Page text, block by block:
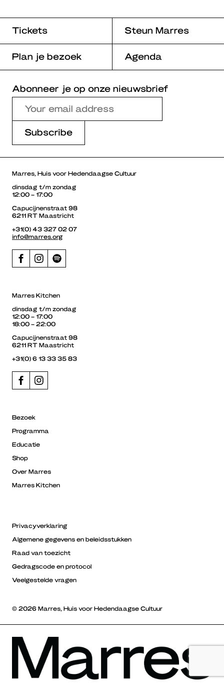
Tickets Steun Marres
Plan je bezoek Agenda
Abonneer je op onze nieuwsbrief
Marres, Huis voor Hedendaagse Cultuur
dinsdag t/m zondag
12:00 – 17:00
Capucijnenstraat 98
6211 RT Maastricht
+31(0) 43 327 02 07
info@marres.org
Marres Kitchen
dinsdag t/m zondag
12:00 – 17:00
18:00 – 22:00
Capucijnenstraat 98
6211 RT Maastricht
+31(0) 6 13 33 35 83
Bezoek
Programma
Educatie
Shop
Over Marres
Marres Kitchen
Privacyverklaring
Algemene gegevens en beleidsstukken
Raad van toezicht
Gedragscode en protocol
Veelgestelde vragen
© 2026 Marres, Huis voor Hedendaagse Cultuur